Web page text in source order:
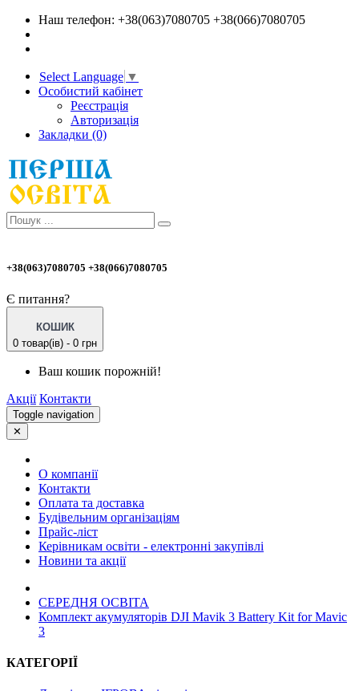
Наш телефон: +38(063)7080705 +38(066)7080705
Select Language ▼
Особистий кабінет
Реєстрація
Авторизація
Закладки (0)
+38(063)7080705 +38(066)7080705
Є питання?
КОШИК
0 товар(ів) - 0 грн
Ваш кошик порожній!
Акції Контакти
Toggle navigation
✕
О компанії
Контакти
Оплата та доставка
Будівельним організаціям
Прайс-ліст
Керівникам освіти - електронні закупівлі
Новини та акції
СЕРЕДНЯ ОСВIТА
Комплект акумуляторів DJI Mavik 3 Battery Kit for Mavic
3
КАТЕГОРІЇ